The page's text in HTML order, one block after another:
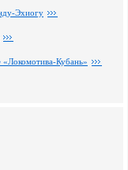
Эхиогу
«Локомотива-Кубань»